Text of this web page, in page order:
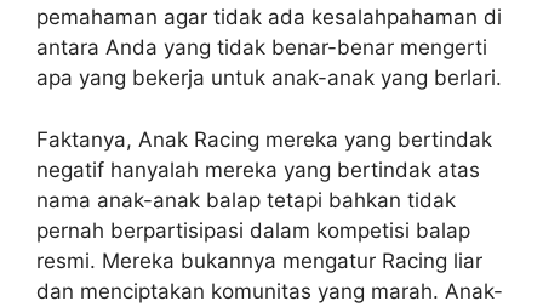
pemahaman agar tidak ada kesalahpahaman di
antara Anda yang tidak benar-benar mengerti
apa yang bekerja untuk anak-anak yang berlari.
Faktanya, Anak Racing mereka yang bertindak
negatif hanyalah mereka yang bertindak atas
nama anak-anak balap tetapi bahkan tidak
pernah berpartisipasi dalam kompetisi balap
resmi. Mereka bukannya mengatur Racing liar
dan menciptakan komunitas yang marah. Anak-